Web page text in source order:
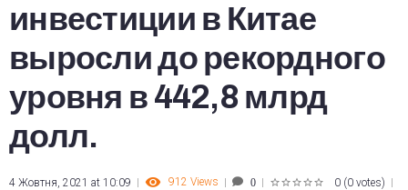
инвестиции в Китае
выросли до рекордного
уровня в 442,8 млрд
долл.
4 Жовтня, 2021 at 10:09 912 Views 0 0 (0 votes)